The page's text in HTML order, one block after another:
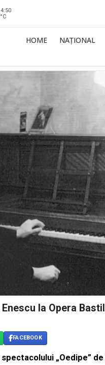
HOME NAȚIONAL
Enescu la Opera
FACEBOOK
„Oedipe”